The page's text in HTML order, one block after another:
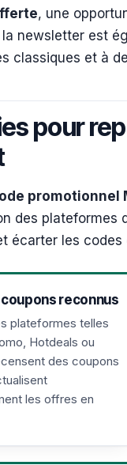
, une
la newsletter est
classiques et à
pour
promotionnel
des plateformes
écarter les codes
reconnus
plateformes telles
Hotdeals ou
des coupons
les offres en